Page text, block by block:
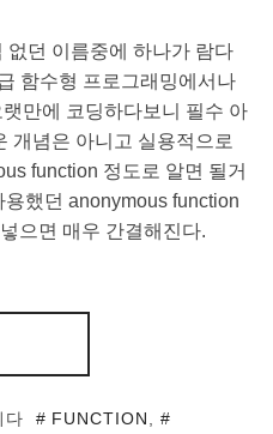
없던 이름중에 하나가 람다
함수형 프로그래밍에서나
만에 코딩하다보니 필수 아
개념은 아니고 실용적으로
function 정도로 알면 될거
했던 anonymous function
으면 매우 간결해진다.
다 FUNCTION